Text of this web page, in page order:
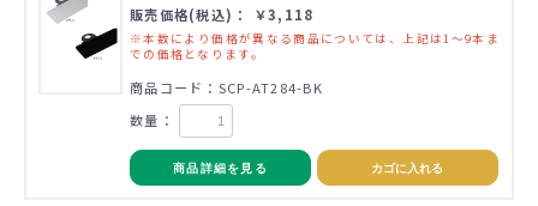
販売価格(税込)： ￥3,118
※本数により価格が異なる商品については、上記は1～9本ま
での価格となります。
商品コード：SCP-AT284-BK
数量：
商品詳細を見る カゴに入れる